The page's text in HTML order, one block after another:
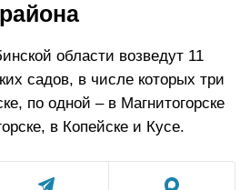
области возведут 11
садов, в числе которых три
по одной – в Магнитогорске
в Копейске и Кусе.